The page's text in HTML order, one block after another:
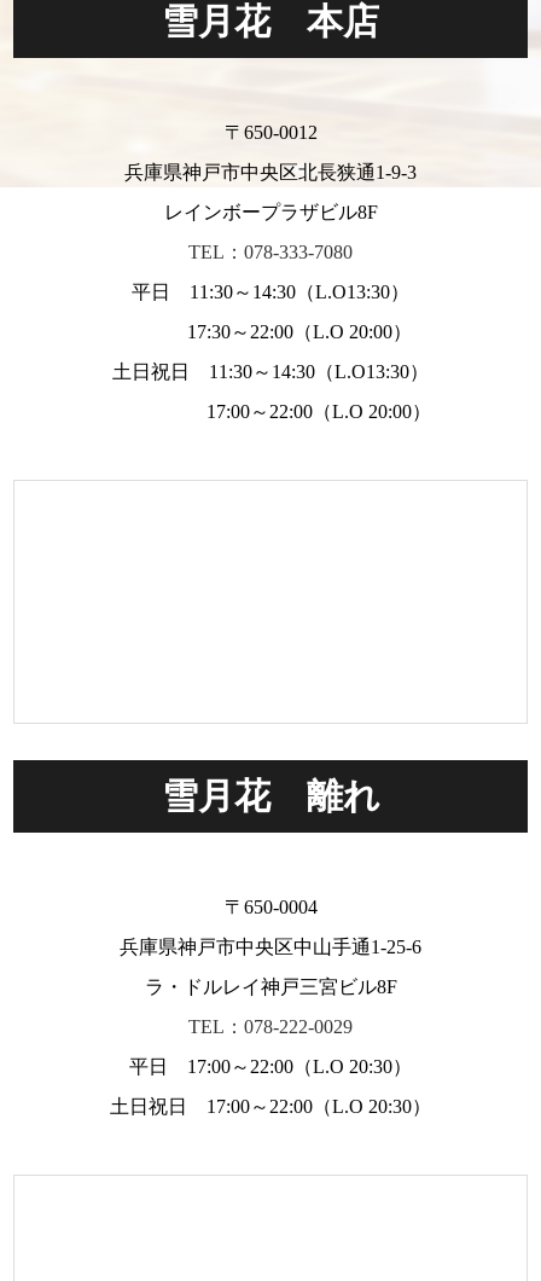
雪月花 本店
〒650-0012
兵庫県神戸市中央区北長狭通1-9-3
レインボープラザビル8F
TEL：078-333-7080
平日 11:30～14:30（L.O13:30）
17:30～22:00（L.O 20:00）
土日祝日 11:30～14:30（L.O13:30）
17:00～22:00（L.O 20:00）
雪月花 離れ
〒650-0004
兵庫県神戸市中央区中山手通1-25-6
ラ・ドルレイ神戸三宮ビル8F
TEL：078-222-0029
平日 17:00～22:00（L.O 20:30）
土日祝日 17:00～22:00（L.O 20:30）